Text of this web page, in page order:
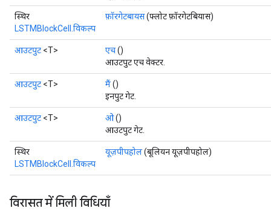
स्थिर
LSTMBlockCell.विकल्प
फ़ॉरगेटबायस(फ्लोट फ़ॉरगेटबियास)
आउटपुट <T> एच()
आउटपुट एच वेक्टर.
आउटपुट <T> मैं()
इनपुट गेट.
आउटपुट <T> ओ()
आउटपुट गेट.
स्थिर
LSTMBlockCell.विकल्प
यूज़पीपहोल(बूलियन यूज़पीपहोल)
विरासत में मिली विधियाँ